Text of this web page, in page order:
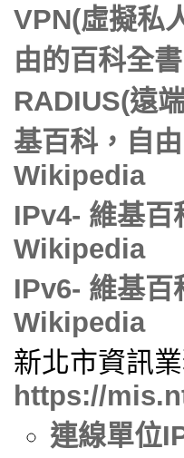
VPN(虛擬私
由的百科全
RADIUS(遠
基百科，自
Wikipedia
IPv4- 維基百
Wikipedia
IPv6- 維基百
Wikipedia
新北市資訊
https://
連線單位